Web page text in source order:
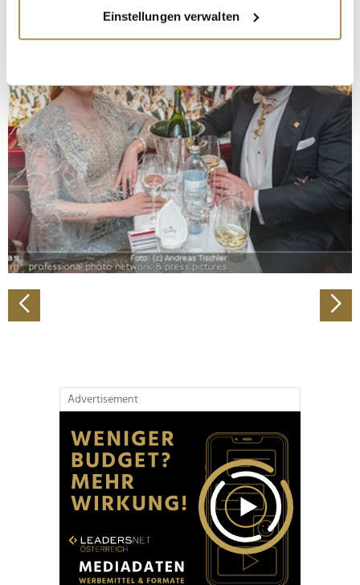
Informationen über Ihre geografische Lage
erfassen, welche bis auf einige Meter genau sein
bestimmten Merkmalen (Fingerprinting) identifizieren
Erfahren Sie mehr darüber, wie Ihre persönlichen Daten
verarbeitet werden, und legen Sie Ihre Präferenzen im
Abschnitt Einzelheitenfest.
Wir verwenden Cookies, um Inhalte und Anzeigen zu
personalisieren, Funktionen für soziale Medien anbieten
zu können und die Zugriffe auf unsere Website zu
analysieren. Außerdem geben wir Informationen zu Ihrer
Verwendung unserer Website an unsere Partner für
soziale Medien, Werbung und Analysen weiter. Unsere
Partner führen diese Informationen möglicherweise mit
Einstellungen verwalten
Advertisement